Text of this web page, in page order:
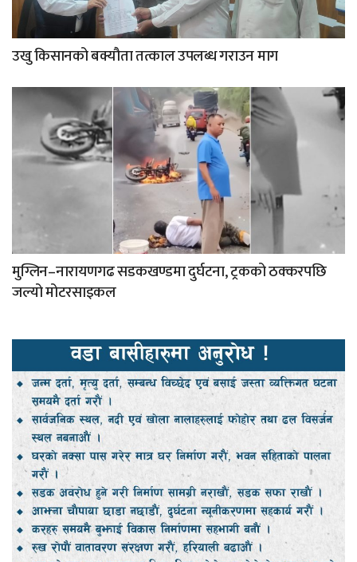
उखु किसानको बक्यौता तत्काल उपलब्ध गराउन माग
मुग्लिन–नारायणगढ सडकखण्डमा दुर्घटना, ट्रकको ठक्करपछि
जल्यो मोटरसाइकल